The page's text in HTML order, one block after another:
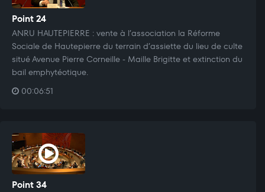
Point 24
ANRU HAUTEPIERRE : vente à l’association la Réforme
Sociale de Hautepierre du terrain d’assiette du lieu de culte
situé Avenue Pierre Corneille - Maille Brigitte et extinction du
bail emphytéotique.
00:06:51
Point 34